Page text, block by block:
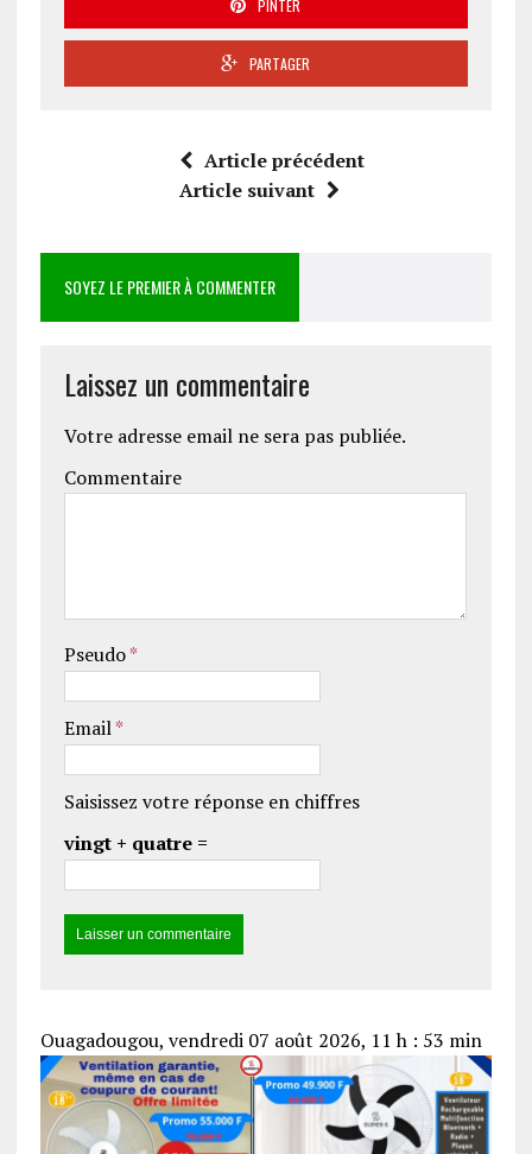
PINTER
PARTAGER
Article précédent
Article suivant
SOYEZ LE PREMIER À COMMENTER
Laissez un commentaire
Votre adresse email ne sera pas publiée.
Commentaire
Pseudo*
Email*
Saisissez votre réponse en chiffres
vingt + quatre =
Ouagadougou, vendredi 07 août 2026, 11 h : 53 min